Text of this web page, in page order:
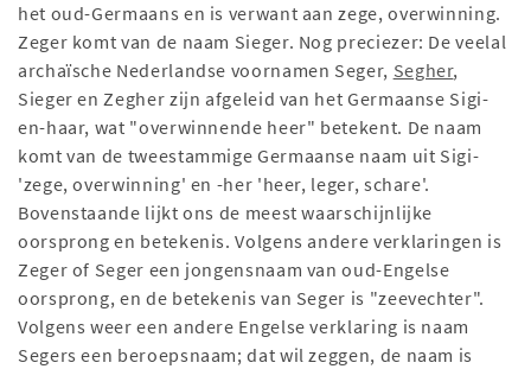
het oud-Germaans en is verwant aan zege, overwinning.
Zeger komt van de naam Sieger. Nog preciezer: De veelal
archaïsche Nederlandse voornamen Seger, Segher,
Sieger en Zegher zijn afgeleid van het Germaanse Sigi-
en-haar, wat "overwinnende heer" betekent. De naam
komt van de tweestammige Germaanse naam uit Sigi-
'zege, overwinning' en -her 'heer, leger, schare'.
Bovenstaande lijkt ons de meest waarschijnlijke
oorsprong en betekenis. Volgens andere verklaringen is
Zeger of Seger een jongensnaam van oud-Engelse
oorsprong, en de betekenis van Seger is "zeevechter".
Volgens weer een andere Engelse verklaring is naam
Segers een beroepsnaam; dat wil zeggen, de naam is